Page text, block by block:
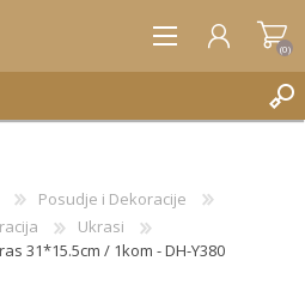
(0)
Posudje i Dekoracije
Ukrasi
31*15.5cm / 1kom - DH-Y380